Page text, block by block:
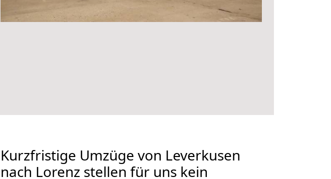
Kurzfristige Umzüge von Leverkusen
nach Lorenz stellen für uns kein